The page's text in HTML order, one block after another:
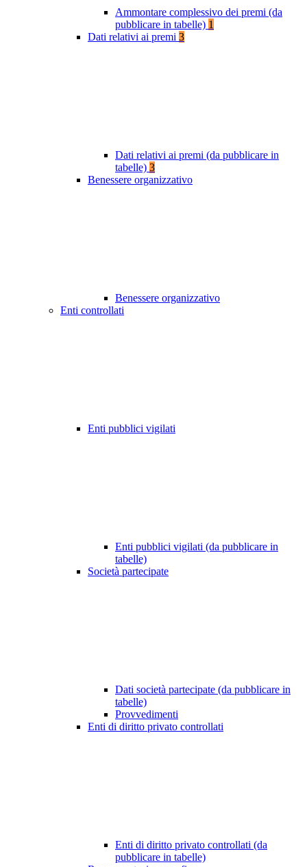
Ammontare complessivo dei premi (da
pubblicare in tabelle) 1
Dati relativi ai premi 3
Dati relativi ai premi (da pubblicare in
tabelle) 3
Benessere organizzativo
Benessere organizzativo
Enti controllati
Enti pubblici vigilati
Enti pubblici vigilati (da pubblicare in
tabelle)
Società partecipate
Dati società partecipate (da pubblicare in
tabelle)
Provvedimenti
Enti di diritto privato controllati
Enti di diritto privato controllati (da
pubblicare in tabelle)